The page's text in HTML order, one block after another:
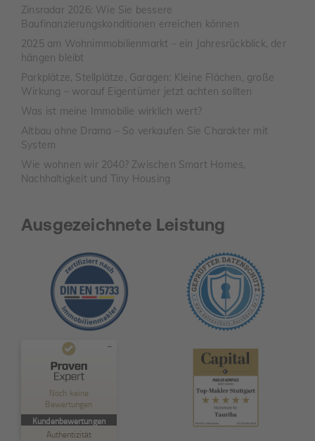
Zinsradar 2026: Wie Sie bessere
Baufinanzierungskonditionen erreichen können
2025 am Wohnimmobilienmarkt – ein Jahresrückblick, der
hängen bleibt
Parkplätze, Stellplätze, Garagen: Kleine Flächen, große
Wirkung – worauf Eigentümer jetzt achten sollten
Was ist meine Immobilie wirklich wert?
Altbau ohne Drama – So verkaufen Sie Charakter mit
System
Wie wohnen wir 2040? Zwischen Smart Homes,
Nachhaltigkeit und Tiny Housing
Ausgezeichnete Leistung
Noch keine
Bewertungen
Kundenbewertungen
Authentizität
Kundenbewertungen und Erfahrungen zu
MANGELHAFT